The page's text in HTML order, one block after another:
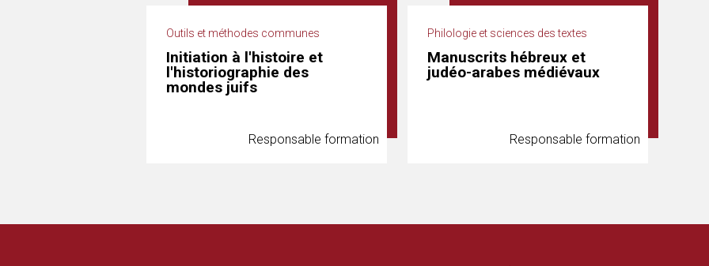
Outils et méthodes communes
Initiation à l'histoire et
l'historiographie des
mondes juifs
Responsable formation
Philologie et sciences des textes
Manuscrits hébreux et
judéo-arabes médiévaux
Responsable formation